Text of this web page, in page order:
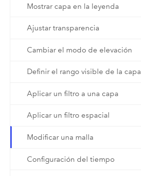
Mostrar capa en la leyenda
Ajustar transparencia
Cambiar el modo de elevación
Definir el rango visible de la capa
Aplicar un filtro a una capa
Aplicar un filtro espacial
Modificar una malla
Configuración del tiempo